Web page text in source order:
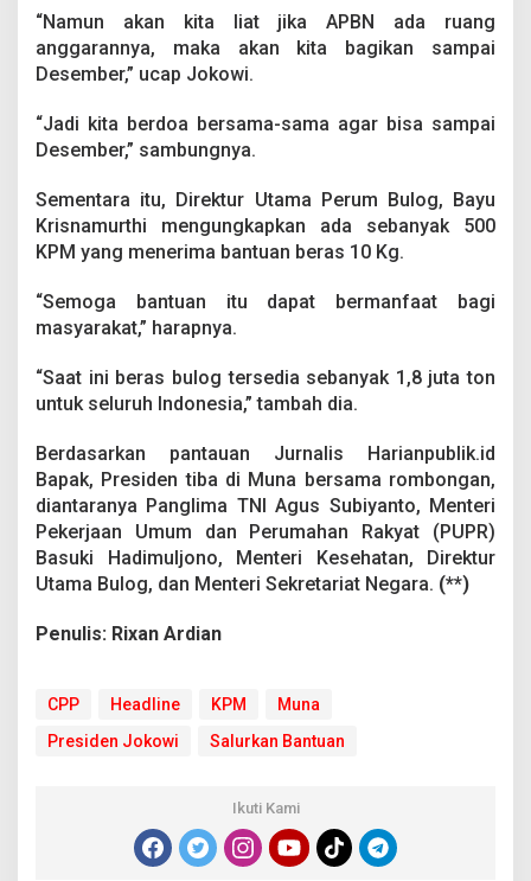
“Namun akan kita liat jika APBN ada ruang
anggarannya, maka akan kita bagikan sampai
Desember,” ucap Jokowi.
“Jadi kita berdoa bersama-sama agar bisa sampai
Desember,” sambungnya.
Sementara itu, Direktur Utama Perum Bulog, Bayu
Krisnamurthi mengungkapkan ada sebanyak 500
KPM yang menerima bantuan beras 10 Kg.
“Semoga bantuan itu dapat bermanfaat bagi
masyarakat,” harapnya.
“Saat ini beras bulog tersedia sebanyak 1,8 juta ton
untuk seluruh Indonesia,” tambah dia.
Berdasarkan pantauan Jurnalis Harianpublik.id
Bapak, Presiden tiba di Muna bersama rombongan,
diantaranya Panglima TNI Agus Subiyanto, Menteri
Pekerjaan Umum dan Perumahan Rakyat (PUPR)
Basuki Hadimuljono, Menteri Kesehatan, Direktur
Utama Bulog, dan Menteri Sekretariat Negara. (**)
Penulis: Rixan Ardian
CPP Headline KPM
Muna
Presiden Jokowi
Salurkan Bantuan
Ikuti Kami